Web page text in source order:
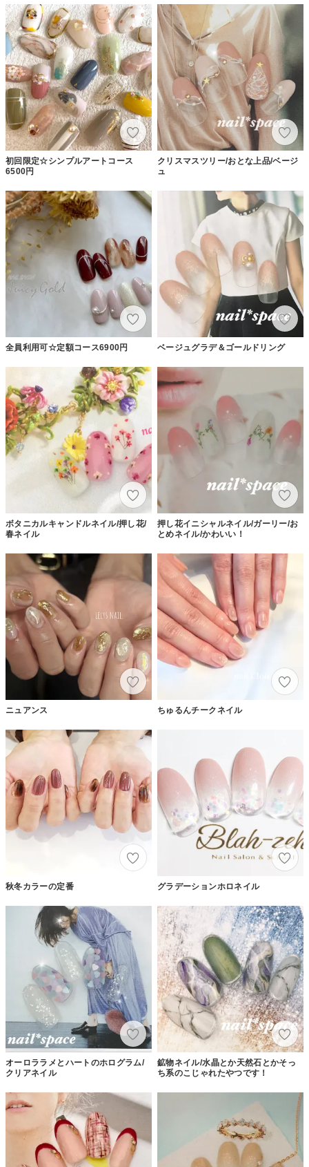
初回限定☆シンプルアートコース
6500円
クリスマスツリー/おとな上品/ベージ
ュ
全員利用可☆定額コース6900円 ベージュグラデ＆ゴールドリング
ボタニカルキャンドルネイル/押し花/
春ネイル
押し花イニシャルネイル/ガーリー/お
とめネイル/かわいい！
ニュアンス ちゅるんチークネイル
秋冬カラーの定番 グラデーションホロネイル
オーロララメとハートのホログラム/
クリアネイル
鉱物ネイル/水晶とか天然石とかそっ
ち系のこじゃれたやつです！